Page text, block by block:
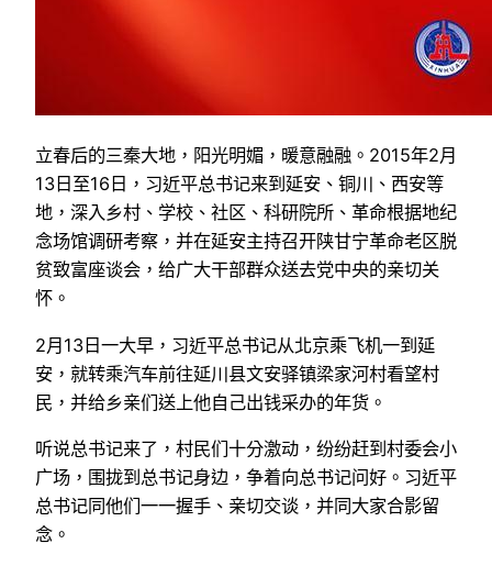
立春后的三秦大地，阳光明媚，暖意融融。2015年2月
13日至16日，习近平总书记来到延安、铜川、西安等
地，深入乡村、学校、社区、科研院所、革命根据地纪
念场馆调研考察，并在延安主持召开陕甘宁革命老区脱
贫致富座谈会，给广大干部群众送去党中央的亲切关
怀。
2月13日一大早，习近平总书记从北京乘飞机一到延
安，就转乘汽车前往延川县文安驿镇梁家河村看望村
民，并给乡亲们送上他自己出钱采办的年货。
听说总书记来了，村民们十分激动，纷纷赶到村委会小
广场，围拢到总书记身边，争着向总书记问好。习近平
总书记同他们一一握手、亲切交谈，并同大家合影留
念。